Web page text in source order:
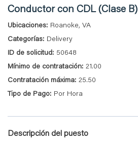
Conductor con CDL (Clase B)
Roanoke, VA
Delivery
50648
21.00
25.50
Por Hora
Descripción del puesto